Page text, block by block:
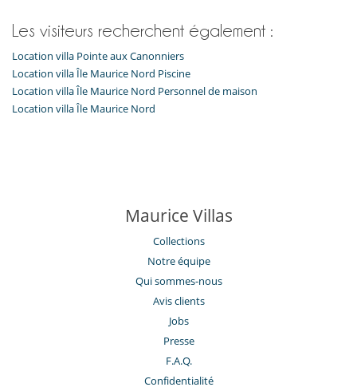
Les visiteurs recherchent également :
Location villa Pointe aux Canonniers
Location villa Île Maurice Nord Piscine
Location villa Île Maurice Nord Personnel de maison
Location villa Île Maurice Nord
Maurice Villas
Collections
Notre équipe
Qui sommes-nous
Avis clients
Jobs
Presse
F.A.Q.
Confidentialité